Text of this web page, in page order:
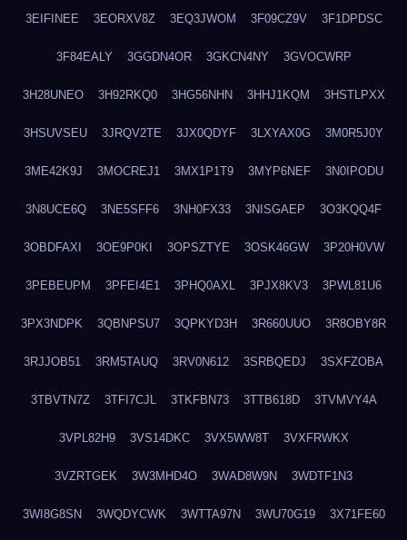
3EIFINEE 3EORXV8Z 3EQ3JWOM 3F09CZ9V 3F1DPDSC
3F84EALY 3GGDN4OR 3GKCN4NY 3GVOCWRP
3H28UNEO 3H92RKQ0 3HG56NHN 3HHJ1KQM 3HSTLPXX
3HSUVSEU 3JRQV2TE 3JX0QDYF 3LXYAX0G 3M0R5J0Y
3ME42K9J 3MOCREJ1 3MX1P1T9 3MYP6NEF 3N0IPODU
3N8UCE6Q 3NE5SFF6 3NH0FX33 3NISGAEP 3O3KQQ4F
3OBDFAXI 3OE9P0KI 3OPSZTYE 3OSK46GW 3P20H0VW
3PEBEUPM 3PFEI4E1 3PHQ0AXL 3PJX8KV3 3PWL81U6
3PX3NDPK 3QBNPSU7 3QPKYD3H 3R660UUO 3R8OBY8R
3RJJOB51 3RM5TAUQ 3RV0N612 3SRBQEDJ 3SXFZOBA
3TBVTN7Z 3TFI7CJL 3TKFBN73 3TTB618D 3TVMVY4A
3VPL82H9 3VS14DKC 3VX5WW8T 3VXFRWKX
3VZRTGEK 3W3MHD4O 3WAD8W9N 3WDTF1N3
3WI8G8SN 3WQDYCWK 3WTTA97N 3WU70G19 3X71FE60